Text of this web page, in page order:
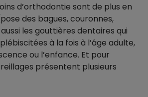
d’orthodontie sont de plus en
des bagues, couronnes,
les gouttières dentaires qui
à la fois à l’âge adulte,
ou l’enfance. Et pour
présentent plusieurs